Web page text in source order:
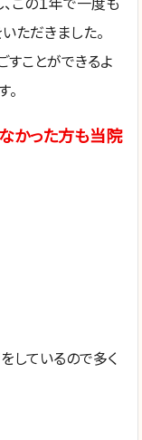
ただきました。
すことができるよ
かった方も当院
しているので多く